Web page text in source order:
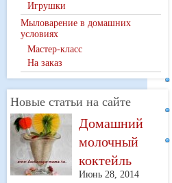
Игрушки
Мыловарение в домашних
условиях
Мастер-класс
На заказ
Новые статьи на сайте
Домашний
молочный
коктейль
Июнь 28, 2014